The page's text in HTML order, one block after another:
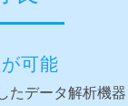
可能
たデータ解析機器